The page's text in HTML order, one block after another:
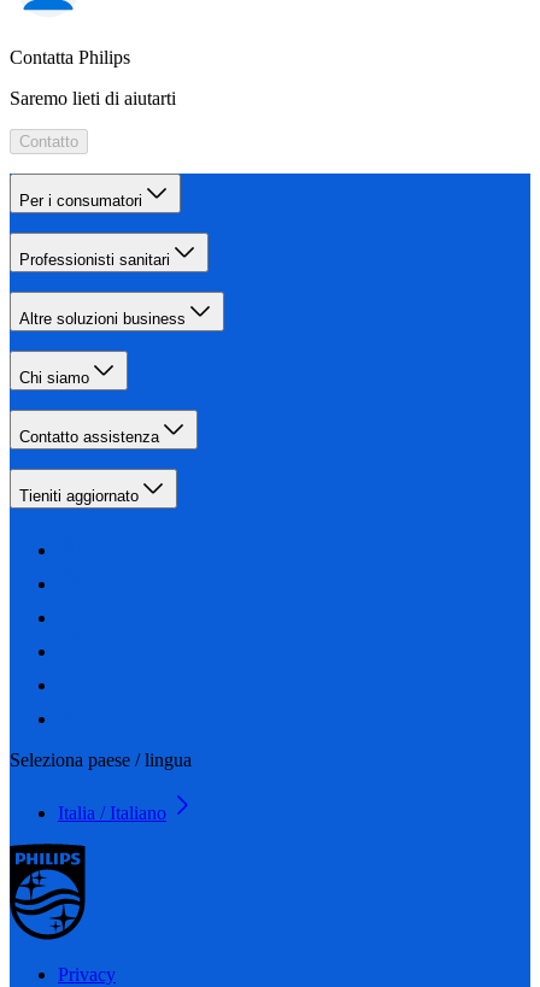
Contatta Philips
Saremo lieti di aiutarti
Contatto
Per i consumatori
Professionisti sanitari
Altre soluzioni business
Chi siamo
Contatto assistenza
Tieniti aggiornato
Seleziona paese / lingua
Italia / Italiano
Privacy